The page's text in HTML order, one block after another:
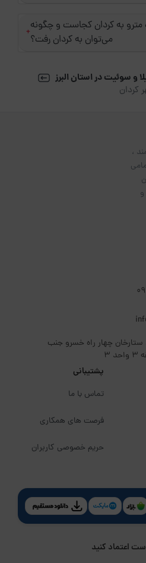
مترو به کردان کجاست و چگونه
می‌توان به کردان رفت؟+
و سوئیت در استان البرز
کردان
،
ستارخان چهار راه خسرو جنب
پشتیبانی
تماس با ما
فرصت های همکاری
حریم خصوصی کاربران
اعتماد کنید